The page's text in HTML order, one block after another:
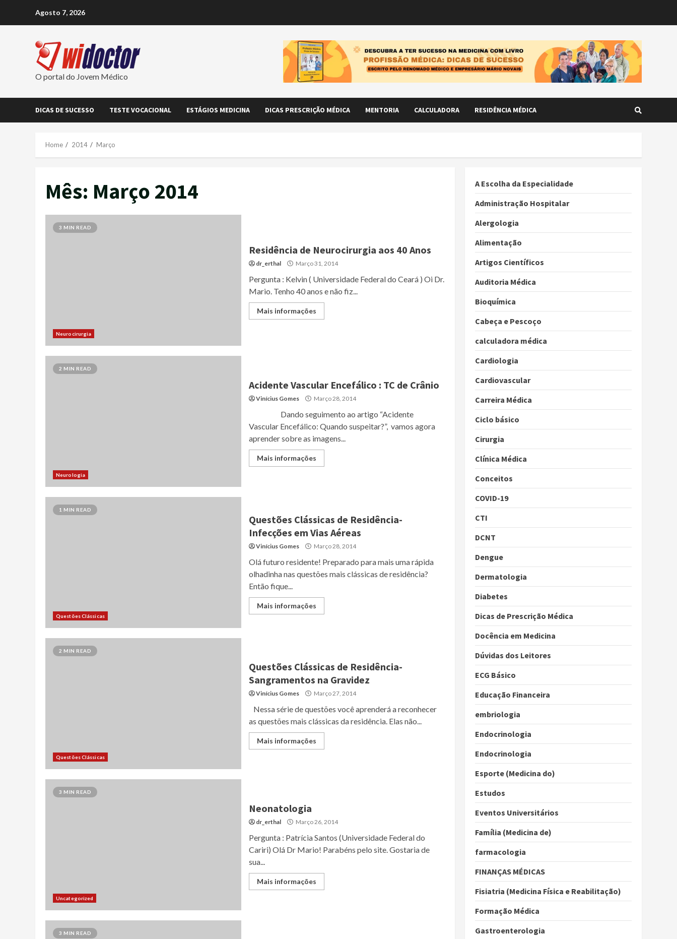
Agosto 7, 2026
O portal do Jovem Médico
DICAS DE SUCESSO TESTE VOCACIONAL ESTÁGIOS MEDICINA DICAS PRESCRIÇÃO MÉDICA MENTORIA CALCULADORA RESIDÊNCIA MÉDICA
Home 2014 Março
Mês: Março 2014
3 MIN READ
Neurocirurgia
Residência de Neurocirurgia aos 40 Anos
dr_erthal Março 31, 2014
Pergunta : Kelvin ( Universidade Federal do Ceará ) Oi Dr.
Mario. Tenho 40 anos e não fiz...
Mais informações
2 MIN READ
Neurologia
Acidente Vascular Encefálico : TC de Crânio
Vinícius Gomes Março 28, 2014
Dando seguimento ao artigo “Acidente
Vascular Encefálico: Quando suspeitar?”, vamos agora
aprender sobre as imagens...
Mais informações
1 MIN READ
Questões Clássicas
Questões Clássicas de Residência-
Infecções em Vias Aéreas
Vinícius Gomes Março 28, 2014
Olá futuro residente! Preparado para mais uma rápida
olhadinha nas questões mais clássicas de residência?
Então fique...
Mais informações
2 MIN READ
Questões Clássicas
Questões Clássicas de Residência-
Sangramentos na Gravidez
Vinícius Gomes Março 27, 2014
Nessa série de questões você aprenderá a reconhecer
as questões mais clássicas da residência. Elas não...
Mais informações
3 MIN READ
Uncategorized
Neonatologia
dr_erthal Março 26, 2014
Pergunta : Patrícia Santos (Universidade Federal do
Cariri) Olá Dr Mario! Parabéns pelo site. Gostaria de
sua...
Mais informações
3 MIN READ
A Escolha da Especialidade
Administração Hospitalar
Alergologia
Alimentação
Artigos Científicos
Auditoria Médica
Bioquímica
Cabeça e Pescoço
calculadora médica
Cardiologia
Cardiovascular
Carreira Médica
Ciclo básico
Cirurgia
Clínica Médica
Conceitos
COVID-19
CTI
DCNT
Dengue
Dermatologia
Diabetes
Dicas de Prescrição Médica
Docência em Medicina
Dúvidas dos Leitores
ECG Básico
Educação Financeira
embriologia
Endocrinologia
Endocrinologia
Esporte (Medicina do)
Estudos
Eventos Universitários
Família (Medicina de)
farmacologia
FINANÇAS MÉDICAS
Fisiatria (Medicina Física e Reabilitação)
Formação Médica
Gastroenterologia